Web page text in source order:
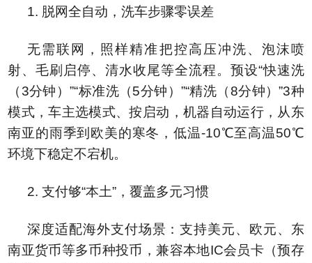
1. 脱网全自动，洗车步骤零误差
无需联网，照样精准把控高压冲洗、泡沫喷
射、毛刷启停、清水收尾等全流程。预设“快速洗
（3分钟）”“标准洗（5分钟）”“精洗（8分钟）”3种
模式，车主选模式、按启动，机器自动运行，从东
南亚的雨季到欧美的寒冬，低温-10℃至高温50℃
环境下稳定不宕机。
2. 支付够“本土”，覆盖多元习惯
深度适配海外支付场景：支持美元、欧元、东
南亚货币等多币种投币，兼容本地IC会员卡（预存